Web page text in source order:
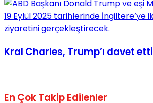
Kral Charles, Trump’ı davet etti
En Çok Takip Edilenler